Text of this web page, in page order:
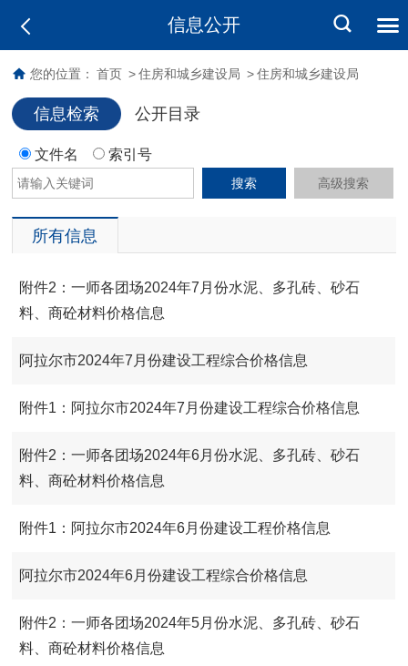
信息公开
您的位置： 首页 > 住房和城乡建设局 > 住房和城乡建设局
信息检索 公开目录
文件名 索引号
搜索 高级搜索
所有信息
附件2：一师各团场2024年7月份水泥、多孔砖、砂石
料、商砼材料价格信息
阿拉尔市2024年7月份建设工程综合价格信息
附件1：阿拉尔市2024年7月份建设工程综合价格信息
附件2：一师各团场2024年6月份水泥、多孔砖、砂石
料、商砼材料价格信息
附件1：阿拉尔市2024年6月份建设工程价格信息
阿拉尔市2024年6月份建设工程综合价格信息
附件2：一师各团场2024年5月份水泥、多孔砖、砂石
料、商砼材料价格信息